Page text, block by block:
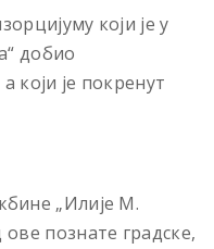
који је у
добио
који је покренут
„Илије М.
познате градске,